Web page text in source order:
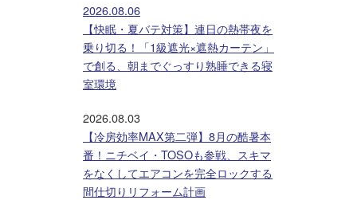
2026.08.06
【快眠・夏バテ対策】連日の熱帯夜を
乗り切る！「1級遮光×遮熱カーテン」
で創る、朝までぐっすり熟睡できる寝
室環境
2026.08.03
【冷房効率MAX第二弾】8月の酷暑本
番！ニチベイ・TOSOも参戦、スキマ
をなくしてエアコンを完全ロックする
間仕切りリフォーム計画